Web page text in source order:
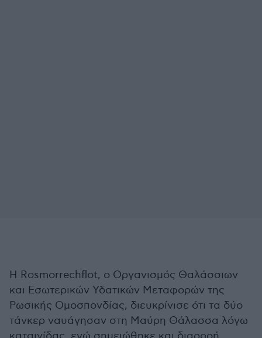
Η Rosmorrechflot, ο Οργανισμός Θαλάσσιων
και Εσωτερικών Υδατικών Μεταφορών της
Ρωσικής Ομοσπονδίας, διευκρίνισε ότι τα δύο
τάνκερ ναυάγησαν στη Μαύρη Θάλασσα λόγω